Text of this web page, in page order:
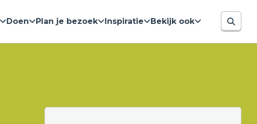
Doen Plan je bezoek Inspiratie Bekijk ook